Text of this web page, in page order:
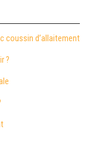
coussin d’allaitement
?